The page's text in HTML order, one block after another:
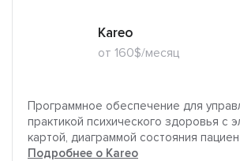
Kareo
от 160$/месяц
Программное обеспечение для
практикой психического здоровья с
картой, диаграммой состояния
Подробнее о Kareo